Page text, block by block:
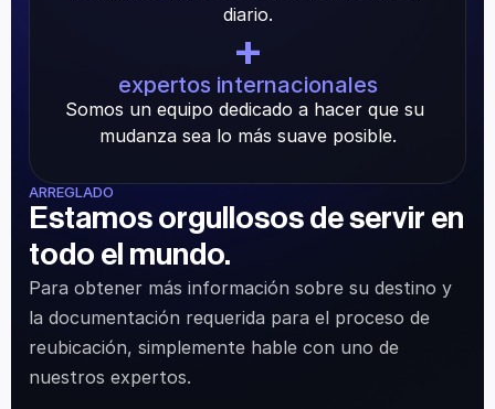
ARREGLADO
Estamos orgullosos de servir en
todo el mundo.
Para obtener más información sobre su destino y
la documentación requerida para el proceso de
reubicación, simplemente hable con uno de
nuestros expertos.
diario.
+
expertos internacionales
Somos un equipo dedicado a hacer que su
mudanza sea lo más suave posible.